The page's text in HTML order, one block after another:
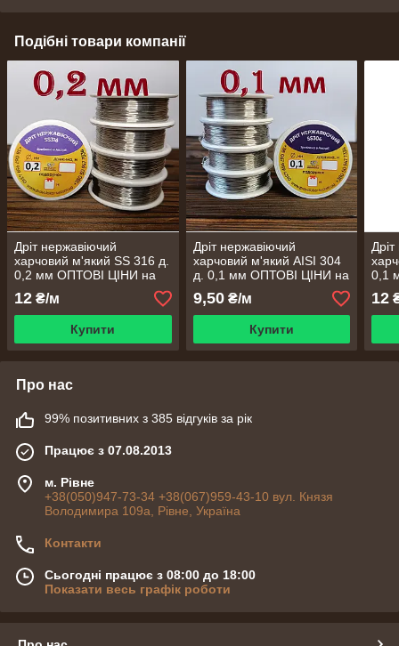
Подібні товари компанії
Дріт нержавіючий
харчовий м'який SS 316 д.
0,2 мм ОПТОВІ ЦІНИ на
10, 20, 50, 100, 200 метрів
12 ₴/м
Купити
Дріт нержавіючий
харчовий м'який AISI 304
д. 0,1 мм ОПТОВІ ЦІНИ на
10, 20, 50, 100, 200 метрів
9,50₴/м
Купити
0,1
12
Про нас
99% позитивних з 385 відгуків за рік
Працює з 07.08.2013
м. Рівне
+38(050)947-73-34 +38(067)959-43-10 вул. Князя
Володимира 109а, Рівне, Україна
Контакти
Сьогодні працює з 08:00 до 18:00
Показати весь графік роботи